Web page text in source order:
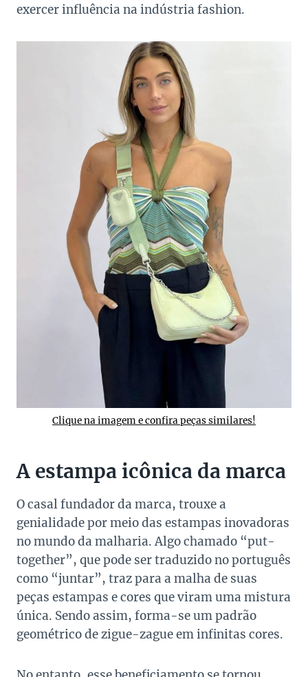
exercer influência na indústria fashion.
Clique na imagem e confira peças similares!
A estampa icônica da marca
O casal fundador da marca, trouxe a
genialidade por meio das estampas inovadoras
no mundo da malharia. Algo chamado “put-
together”, que pode ser traduzido no português
como “juntar”, traz para a malha de suas
peças estampas e cores que viram uma mistura
única. Sendo assim, forma-se um padrão
geométrico de zigue-zague em infinitas cores.